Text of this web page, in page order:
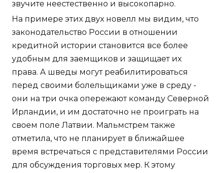
звучите неестественно и высокопарно.
На примере этих двух новелл мы видим, что
законодательство России в отношении
кредитной истории становится все более
удобным для заемщиков и защищает их
права. А шведы могут реабилитироваться
перед своими болельщиками уже в среду -
они на три очка опережают команду Северной
Ирландии, и им достаточно не проиграть на
своем поле Латвии. Мальмстрем также
отметила, что не планирует в ближайшее
время встречаться с представителями России
для обсуждения торговых мер. К этому